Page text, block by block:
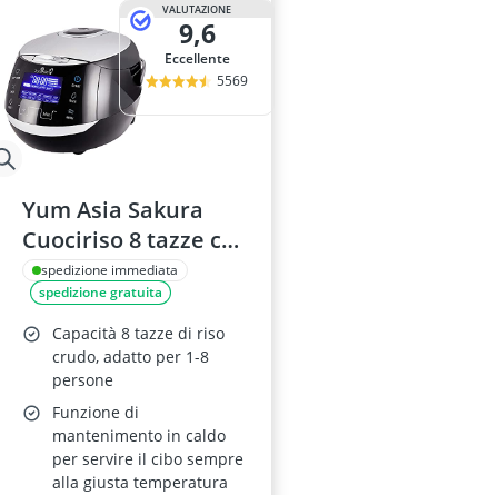
VALUTAZIONE
9,6
Eccellente
5569
Yum Asia Sakura
Cuociriso 8 tazze con
display LED
spedizione immediata
spedizione gratuita
Capacità 8 tazze di riso
crudo, adatto per 1-8
persone
Funzione di
mantenimento in caldo
per servire il cibo sempre
alla giusta temperatura